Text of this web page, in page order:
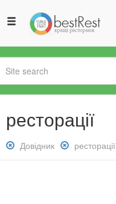
You
are
here
ресторації
Remove
Довідник
Довідник
Remove
ресторації
ресторації